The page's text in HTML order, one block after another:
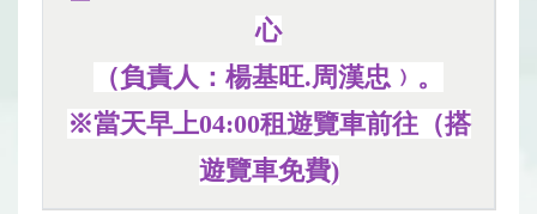
心
（負責人：楊基旺.周漢忠﹚。
※當天早上04:00租遊覽車前往（搭
遊覽車免費)